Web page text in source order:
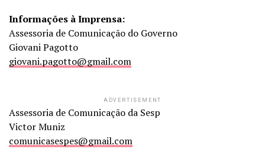
Informações à Imprensa:
Assessoria de Comunicação do Governo
Giovani Pagotto
giovani.pagotto@gmail.com
ADVERTISEMENT
Assessoria de Comunicação da Sesp
Victor Muniz
comunicasespes@gmail.com